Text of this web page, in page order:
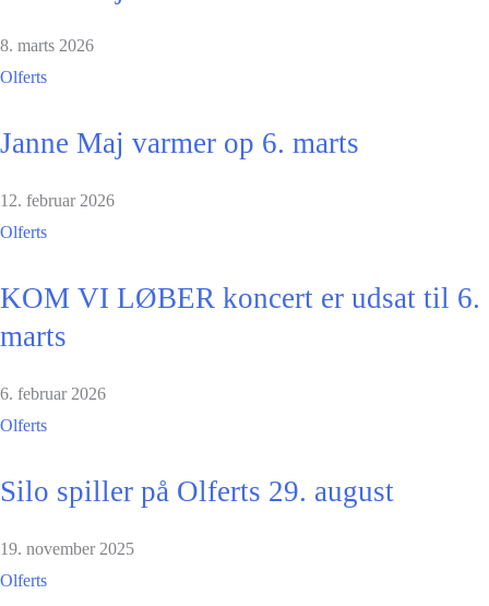
8. marts 2026
Olferts
Janne Maj varmer op 6. marts
12. februar 2026
Olferts
KOM VI LØBER koncert er udsat til 6.
marts
6. februar 2026
Olferts
Silo spiller på Olferts 29. august
19. november 2025
Olferts